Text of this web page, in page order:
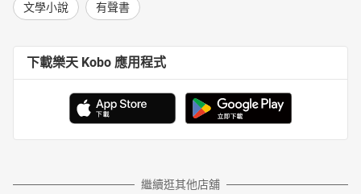
臺北景美人，原名高勤，後因被領養，改姓陳。從小愛讀書，一九
七年一月調任福星國小，一九五○年結婚後，因與郭琇琮之妻林雪嬌
有往來遭牽連，於當年五月十三日在學校遭逮捕，判刑五年，被捕
時已懷孕，曾帶著大女兒在獄中生活達一年半，後被送至綠島新生
訓導處，一九五五年十一月二十九日自生教所出獄，失去自由五年
六個月又十六天。
起》製作人，東華大學駐校作家。現專事寫作。代表作小說有《藤
文學小說 有聲書
下載樂天 Kobo 應用程式
繼續逛其他店舖